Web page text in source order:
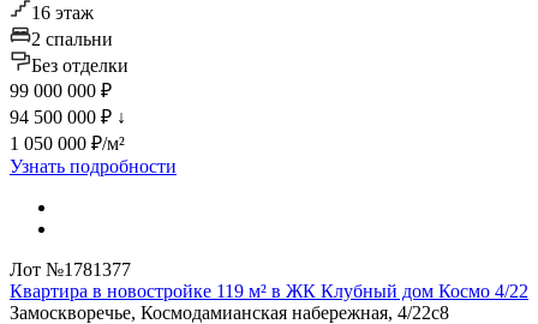
16 этаж
2 спальни
Без отделки
99 000 000 ₽
94 500 000 ₽ ↓
1 050 000 ₽/м²
Узнать подробности
Лот №1781377
Квартира в новостройке 119 м² в ЖК Клубный дом Космо 4/22
Замоскворечье, Космодамианская набережная, 4/22с8